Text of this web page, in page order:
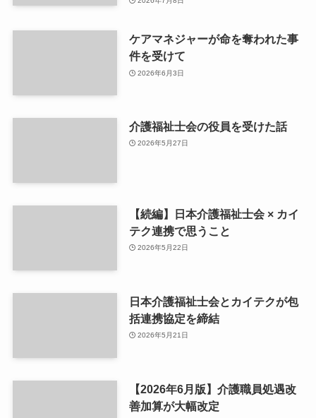
ケアマネジャーが命を奪われた事
件を受けて
2026年6月3日
介護福祉士会の役員を受けた話
2026年5月27日
【続編】日本介護福祉士会 × カイ
テク連携で思うこと
2026年5月22日
日本介護福祉士会とカイテクが包
括連携協定を締結
2026年5月21日
【2026年6月版】介護職員処遇改
善加算が大幅改定